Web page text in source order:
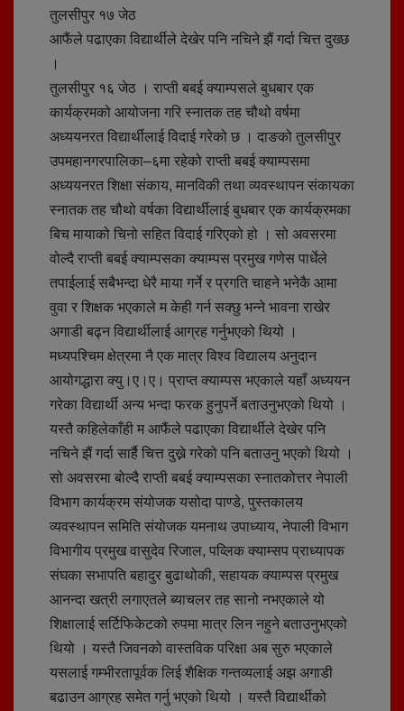
तुलसीपुर १७ जेठ
आफैंले पढाएका विद्यार्थीले देखेर पनि नचिने झैं गर्दा चित्त दुख्छ
।
तुलसीपुर १६ जेठ । राप्ती बबई क्याम्पसले बुधबार एक
कार्यक्रमको आयोजना गरि स्नातक तह चौथो वर्षमा
अध्ययनरत विद्यार्थीलाई विदाई गरेको छ । दाङको तुलसीपुर
उपमहानगरपालिका–६मा रहेको राप्ती बबई क्याम्पसमा
अध्ययनरत शिक्षा संकाय, मानविकी तथा व्यवस्थापन संकायका
स्नातक तह चौथो वर्षका विद्यार्थीलाई बुधबार एक कार्यक्रमका
बिच मायाको चिनो सहित विदाई गरिएको हो । सो अवसरमा
वोल्दै राप्ती बबई क्याम्पसका क्याम्पस प्रमुख गणेस पार्धेले
तपाईलाई सबैभन्दा धेरै माया गर्ने र प्रगति चाहने भनेकै आमा
वुवा र शिक्षक भएकाले म केही गर्न सक्छु भन्ने भावना राखेर
अगाडी बढ्न विद्यार्थीलाई आग्रह गर्नुभएको थियो ।
मध्यपश्चिम क्षेत्रमा नै एक मात्र विश्व विद्यालय अनुदान
आयोगद्धारा क्यु।ए।ए। प्राप्त क्याम्पस भएकाले यहाँ अध्ययन
गरेका विद्यार्थी अन्य भन्दा फरक हुनुपर्ने बताउनुभएको थियो ।
यस्तै कहिलेकाँही म आफैंले पढाएका विद्यार्थीले देखेर पनि
नचिने झैं गर्दा सार्है चित्त दुख्ने गरेको पनि बताउनु भएको थियो ।
सो अवसरमा बोल्दै राप्ती बबई क्याम्पसका स्नातकोत्तर नेपाली
विभाग कार्यक्रम संयोजक यसोदा पाण्डे, पुस्तकालय
व्यवस्थापन समिति संयोजक यमनाथ उपाध्याय, नेपाली विभाग
विभागीय प्रमुख वासुदेव रिजाल, पव्लिक क्याम्सप प्राध्यापक
संघका सभापति बहादुर बुढाथोकी, सहायक क्याम्पस प्रमुख
आनन्दा खत्री लगाएतले ब्याचलर तह सानो नभएकाले यो
शिक्षालाई सर्टिफिकेटको रुपमा मात्र लिन नहुने बताउनुभएको
थियो । यस्तै जिवनको वास्तविक परिक्षा अब सुरु भएकाले
यसलाई गम्भीरतापूर्वक लिई शैक्षिक गन्तव्यलाई अझ अगाडी
बढाउन आग्रह समेत गर्नु भएको थियो । यस्तै विद्यार्थीको